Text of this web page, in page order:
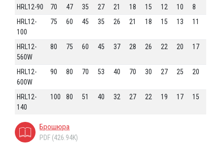
HRL12-90 70 47 35 27 21 18 15 12 10
8
HRL12-
100
75 60 45 35 26 21 18 15 13 11
HRL12-
560W
80 75 60 45 37 28 26 22 20 17
HRL12-
600W
90 80 70 53 40 70 30 27 25 20
HRL12-
140
100 80 51 40 32 27 22 19 17 15
Брошюра
PDF (426.94K)